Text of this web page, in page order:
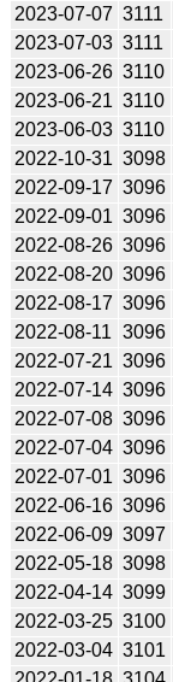
2023-07-07 3111
2023-07-03 3111
2023-06-26 3110
2023-06-21 3110
2023-06-03 3110
2022-10-31 3098
2022-09-17 3096
2022-09-01 3096
2022-08-26 3096
2022-08-20 3096
2022-08-17 3096
2022-08-11 3096
2022-07-21 3096
2022-07-14 3096
2022-07-08 3096
2022-07-04 3096
2022-07-01 3096
2022-06-16 3096
2022-06-09 3097
2022-05-18 3098
2022-04-14 3099
2022-03-25 3100
2022-03-04 3101